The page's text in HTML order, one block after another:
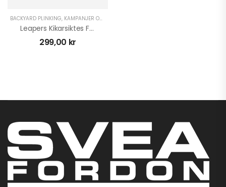
BACKYARD PLINKING, KAMPANJER OCH DEALS
Leapers Kikarsiktes Fäste 1 Tum Medium 9-11
299,00 kr